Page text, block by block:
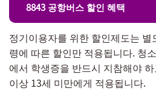
8843 공항버스 할인 혜택
정기이용자를 위한 할인제도는
령에 따른 할인만 적용됩니다. 청
에서 학생증을 반드시 지참해야
이상 13세 미만에게 적용됩니다.